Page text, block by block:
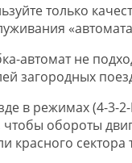
только
автомат не
загородных
в режимах (4-3-
чтобы обороты
красного сектора